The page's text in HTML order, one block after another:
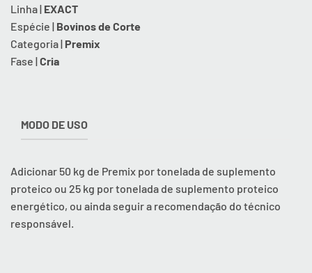
Linha | EXACT
Espécie | Bovinos de Corte
Categoria | Premix
Fase |Cria
MODO DE USO
Adicionar 50 kg de Premix por tonelada de suplemento
proteico ou 25 kg por tonelada de suplemento proteico
energético, ou ainda seguir a recomendação do técnico
responsável.